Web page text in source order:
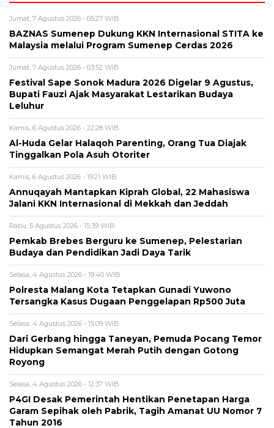
Jumat, 7 Agustus 2026 - 05:27 WIB
BAZNAS Sumenep Dukung KKN Internasional STITA ke
Malaysia melalui Program Sumenep Cerdas 2026
Jumat, 7 Agustus 2026 - 03:52 WIB
Festival Sape Sonok Madura 2026 Digelar 9 Agustus,
Bupati Fauzi Ajak Masyarakat Lestarikan Budaya
Leluhur
Kamis, 6 Agustus 2026 - 22:28 WIB
Al-Huda Gelar Halaqoh Parenting, Orang Tua Diajak
Tinggalkan Pola Asuh Otoriter
Kamis, 6 Agustus 2026 - 19:21 WIB
Annuqayah Mantapkan Kiprah Global, 22 Mahasiswa
Jalani KKN Internasional di Mekkah dan Jeddah
Rabu, 5 Agustus 2026 - 15:39 WIB
Pemkab Brebes Berguru ke Sumenep, Pelestarian
Budaya dan Pendidikan Jadi Daya Tarik
Selasa, 4 Agustus 2026 - 19:40 WIB
Polresta Malang Kota Tetapkan Gunadi Yuwono
Tersangka Kasus Dugaan Penggelapan Rp500 Juta
Selasa, 4 Agustus 2026 - 15:09 WIB
Dari Gerbang hingga Taneyan, Pemuda Pocang Temor
Hidupkan Semangat Merah Putih dengan Gotong
Royong
Selasa, 4 Agustus 2026 - 12:37 WIB
P4GI Desak Pemerintah Hentikan Penetapan Harga
Garam Sepihak oleh Pabrik, Tagih Amanat UU Nomor 7
Tahun 2016